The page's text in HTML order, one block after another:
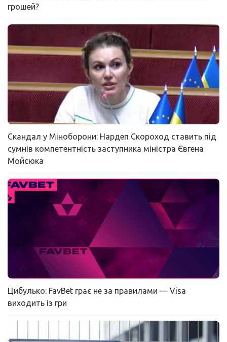
грошей?
Скандал у Міноборони: Нардеп Скороход ставить під
сумнів компетентність заступника міністра Євгена
Мойсюка
Цибулько: FavBet грає не за правилами — Visa
виходить із гри